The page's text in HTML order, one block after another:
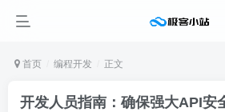
首页 编程开发 正文
开发人员指南：确保强大API安